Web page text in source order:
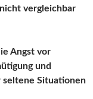
vergleichbar
Angst vor
und
seltene Situationen